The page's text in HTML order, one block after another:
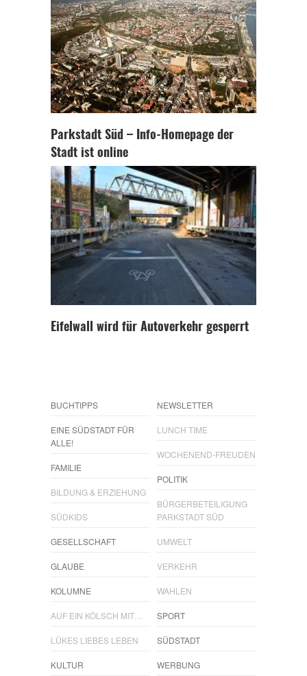
Parkstadt Süd – Info-Homepage der
Stadt ist online
Eifelwall wird für Autoverkehr gesperrt
BUCHTIPPS
EINE SÜDSTADT FÜR
ALLE!
FAMILIE
BILDUNG & ERZIEHUNG
SÜDKIDS
GESELLSCHAFT
GLAUBE
KOLUMNE
AUF EIN KÖLSCH MIT…
LÜKES LIEBES LEBEN
KULTUR
NEWSLETTER
LUNCH TIME
WOCHENEND-FREUDEN
POLITIK
BÜRGERBETEILIGUNG
PARKSTADT SÜD
UMWELT
VERKEHR
WAHLEN
SPORT
SÜDSTADT
WERBUNG